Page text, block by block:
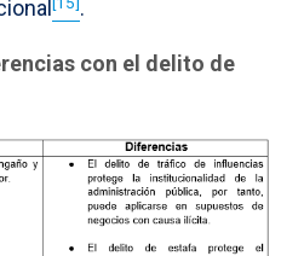
.
con el delito de